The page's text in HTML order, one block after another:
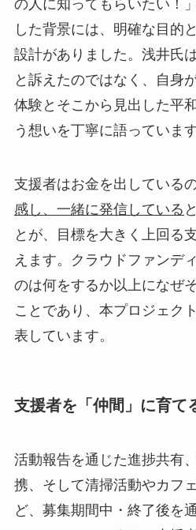
の人に知ってもらいたい！
した背景には、明確な目的
設計がありました。浅井氏
と訴えたのではなく、自身
体験とそこから見出した平
う想いを丁寧に語っています
支援者はお金を出している
感し、一緒に発信している
とが、目標を大きく上回る
えます。クラウドファンデ
のは何をするか以上になぜ
ことであり、本プロジェク
表しています。
支援者を「仲間」に育て
活動報告を通じた進捗共有
携、そして清掃活動やカフ
ど、募集期間中・終了後を